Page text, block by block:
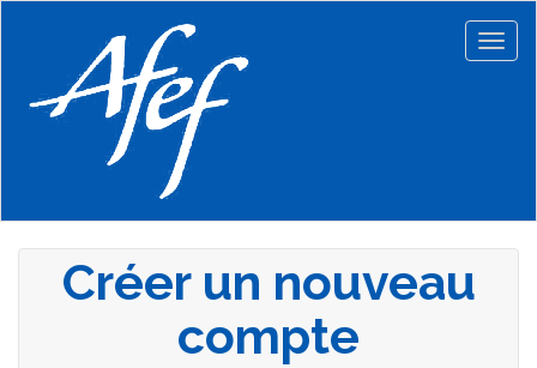
principal
Créer un nouveau
compte